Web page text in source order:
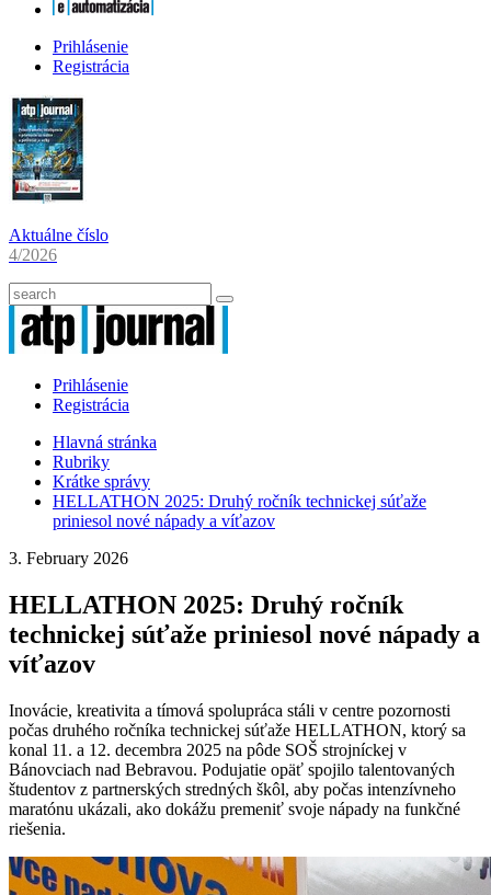
Prihlásenie
Registrácia
Aktuálne číslo
4/2026
Prihlásenie
Registrácia
Hlavná stránka
Rubriky
Krátke správy
HELLATHON 2025: Druhý ročník technickej súťaže
priniesol nové nápady a víťazov
3. February 2026
HELLATHON 2025: Druhý ročník
technickej súťaže priniesol nové nápady a
víťazov
Inovácie, kreativita a tímová spolupráca stáli v centre pozornosti
počas druhého ročníka technickej súťaže HELLATHON, ktorý sa
konal 11. a 12. decembra 2025 na pôde SOŠ strojníckej v
Bánovciach nad Bebravou. Podujatie opäť spojilo talentovaných
študentov z partnerských stredných škôl, aby počas intenzívneho
maratónu ukázali, ako dokážu premeniť svoje nápady na funkčné
riešenia.